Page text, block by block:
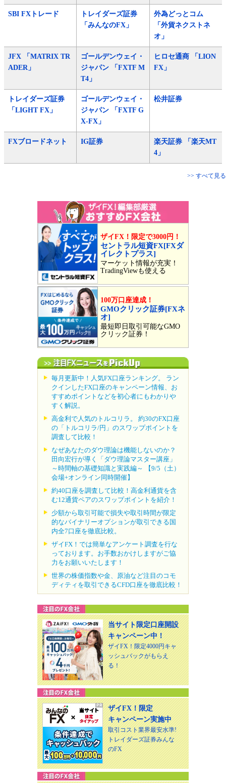
SBI FXトレード
トレイダーズ証券
「みんなのFX」
外為どっとコム
「外貨ネクストネ
オ」
JFX 「MATRIX TR
ADER」
ゴールデンウェイ・
ジャパン 「FXTF M
T4」
ヒロセ通商 「LION
FX」
トレイダーズ証券
「LIGHT FX」
ゴールデンウェイ・
ジャパン 「FXTF G
X-FX」
松井証券
FXブロードネット IG証券
楽天証券 「楽天MT
4」
>> すべて見る
ザイFX！限定で3000円！
セントラル短資FX[FXダ
イレクトプラス]
マーケット情報が充実！
TradingViewも使える
100万口座達成！
GMOクリック証券[FXネ
オ]
最短即日取引可能なGMO
クリック証券！
毎月更新中！人気FX口座ランキング。 ラン
クインしたFX口座のキャンペーン情報、お
すすめポイントなどを初心者にもわかりや
すく解説。
高金利で人気のトルコリラ。 約30のFX口座
の「トルコリラ/円」のスワップポイントを
調査して比較！
なぜあなたのダウ理論は機能しないのか？
田向宏行が導く「ダウ理論マスター講座」
～時間軸の基礎知識と実践編～ 【9/5（土）
会場+オンライン同時開催】
約40口座を調査して比較！高金利通貨を含
む12通貨ペアのスワップポイントを紹介！
少額から取引可能で損失や取引時間が限定
的なバイナリーオプションが取引できる国
内全7口座を徹底比較。
ザイFX！では簡単なアンケート調査を行な
っております。お手数おかけしますがご協
力をお願いいたします！
世界の株価指数や金、原油など注目のコモ
ディティを取引できるCFD口座を徹底比較！
当サイト限定口座開設
キャンペーン中！
ザイFX！限定4000円キャ
ッシュバックがもらえ
る！
ザイFX！限定
キャンペーン実施中
取引コスト業界最安水準!
トレイダーズ証券みんな
のFX